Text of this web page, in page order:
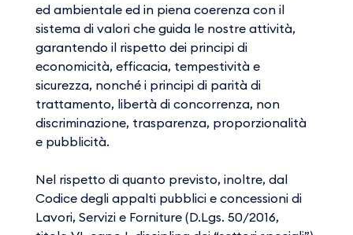
ed ambientale ed in piena coerenza con il
sistema di valori che guida le nostre attività,
garantendo il rispetto dei principi di
economicità, efficacia, tempestività e
sicurezza, nonché i principi di parità di
trattamento, libertà di concorrenza, non
discriminazione, trasparenza, proporzionalità
e pubblicità.
Nel rispetto di quanto previsto, inoltre, dal
Codice degli appalti pubblici e concessioni di
Lavori, Servizi e Forniture (D.Lgs. 50/2016,